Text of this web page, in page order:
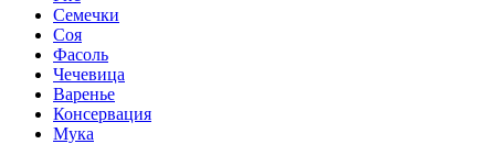
Семечки
Соя
Фасоль
Чечевица
Варенье
Консервация
Мука